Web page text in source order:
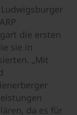
die ersten
sie in
„Mit
da es für